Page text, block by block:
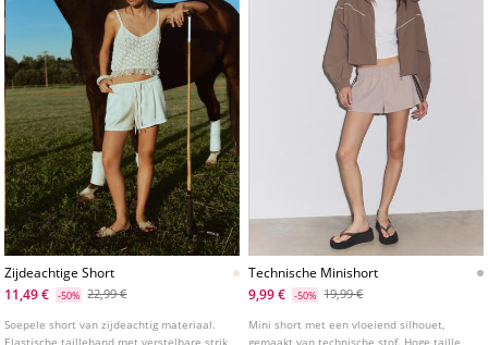
Zijdeachtige Short
11,49 €
-50% 22,99 €
Soepele short van zijdeachtig materiaal.
Elastische tailleband met verstelbare strik
Technische Minishort
9,99 €
-50% 19,99 €
Mini short met een vloeiend silhouet,
gemaakt van technische stof. Hoge taille